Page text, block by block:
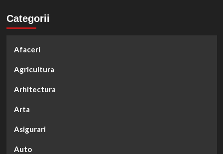
Categorii
Afaceri
Agricultura
Arhitectura
Arta
Asigurari
Auto